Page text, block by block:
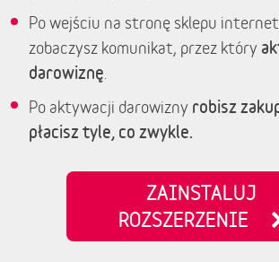
Po wejściu na stronę sklepu
zobaczysz komunikat, przez który
darowiznę
Po aktywacji darowizny robisz
płacisz tyle, co zwykle.
ZAINSTALUJ
ROZSZERZENIE